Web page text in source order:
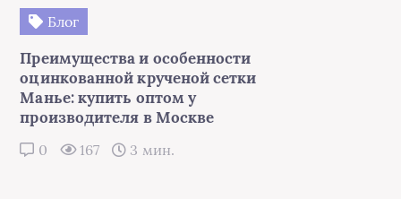
Блог
Преимущества и особенности
оцинкованной крученой сетки
Манье: купить оптом у
производителя в Москве
0 167 3 мин.